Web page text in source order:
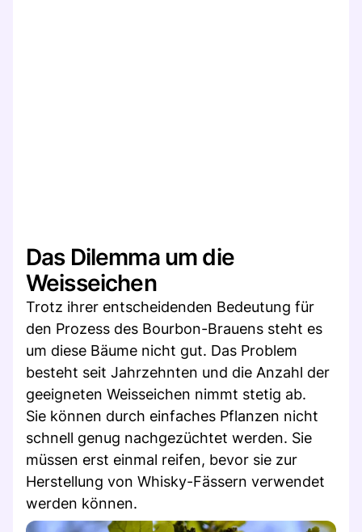
Das Dilemma um die
Weisseichen
Trotz ihrer entscheidenden Bedeutung für
den Prozess des Bourbon-Brauens steht es
um diese Bäume nicht gut. Das Problem
besteht seit Jahrzehnten und die Anzahl der
geeigneten Weisseichen nimmt stetig ab.
Sie können durch einfaches Pflanzen nicht
schnell genug nachgezüchtet werden. Sie
müssen erst einmal reifen, bevor sie zur
Herstellung von Whisky-Fässern verwendet
werden können.